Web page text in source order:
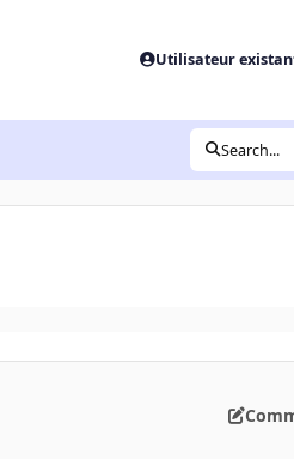
Utilisateur
Search...